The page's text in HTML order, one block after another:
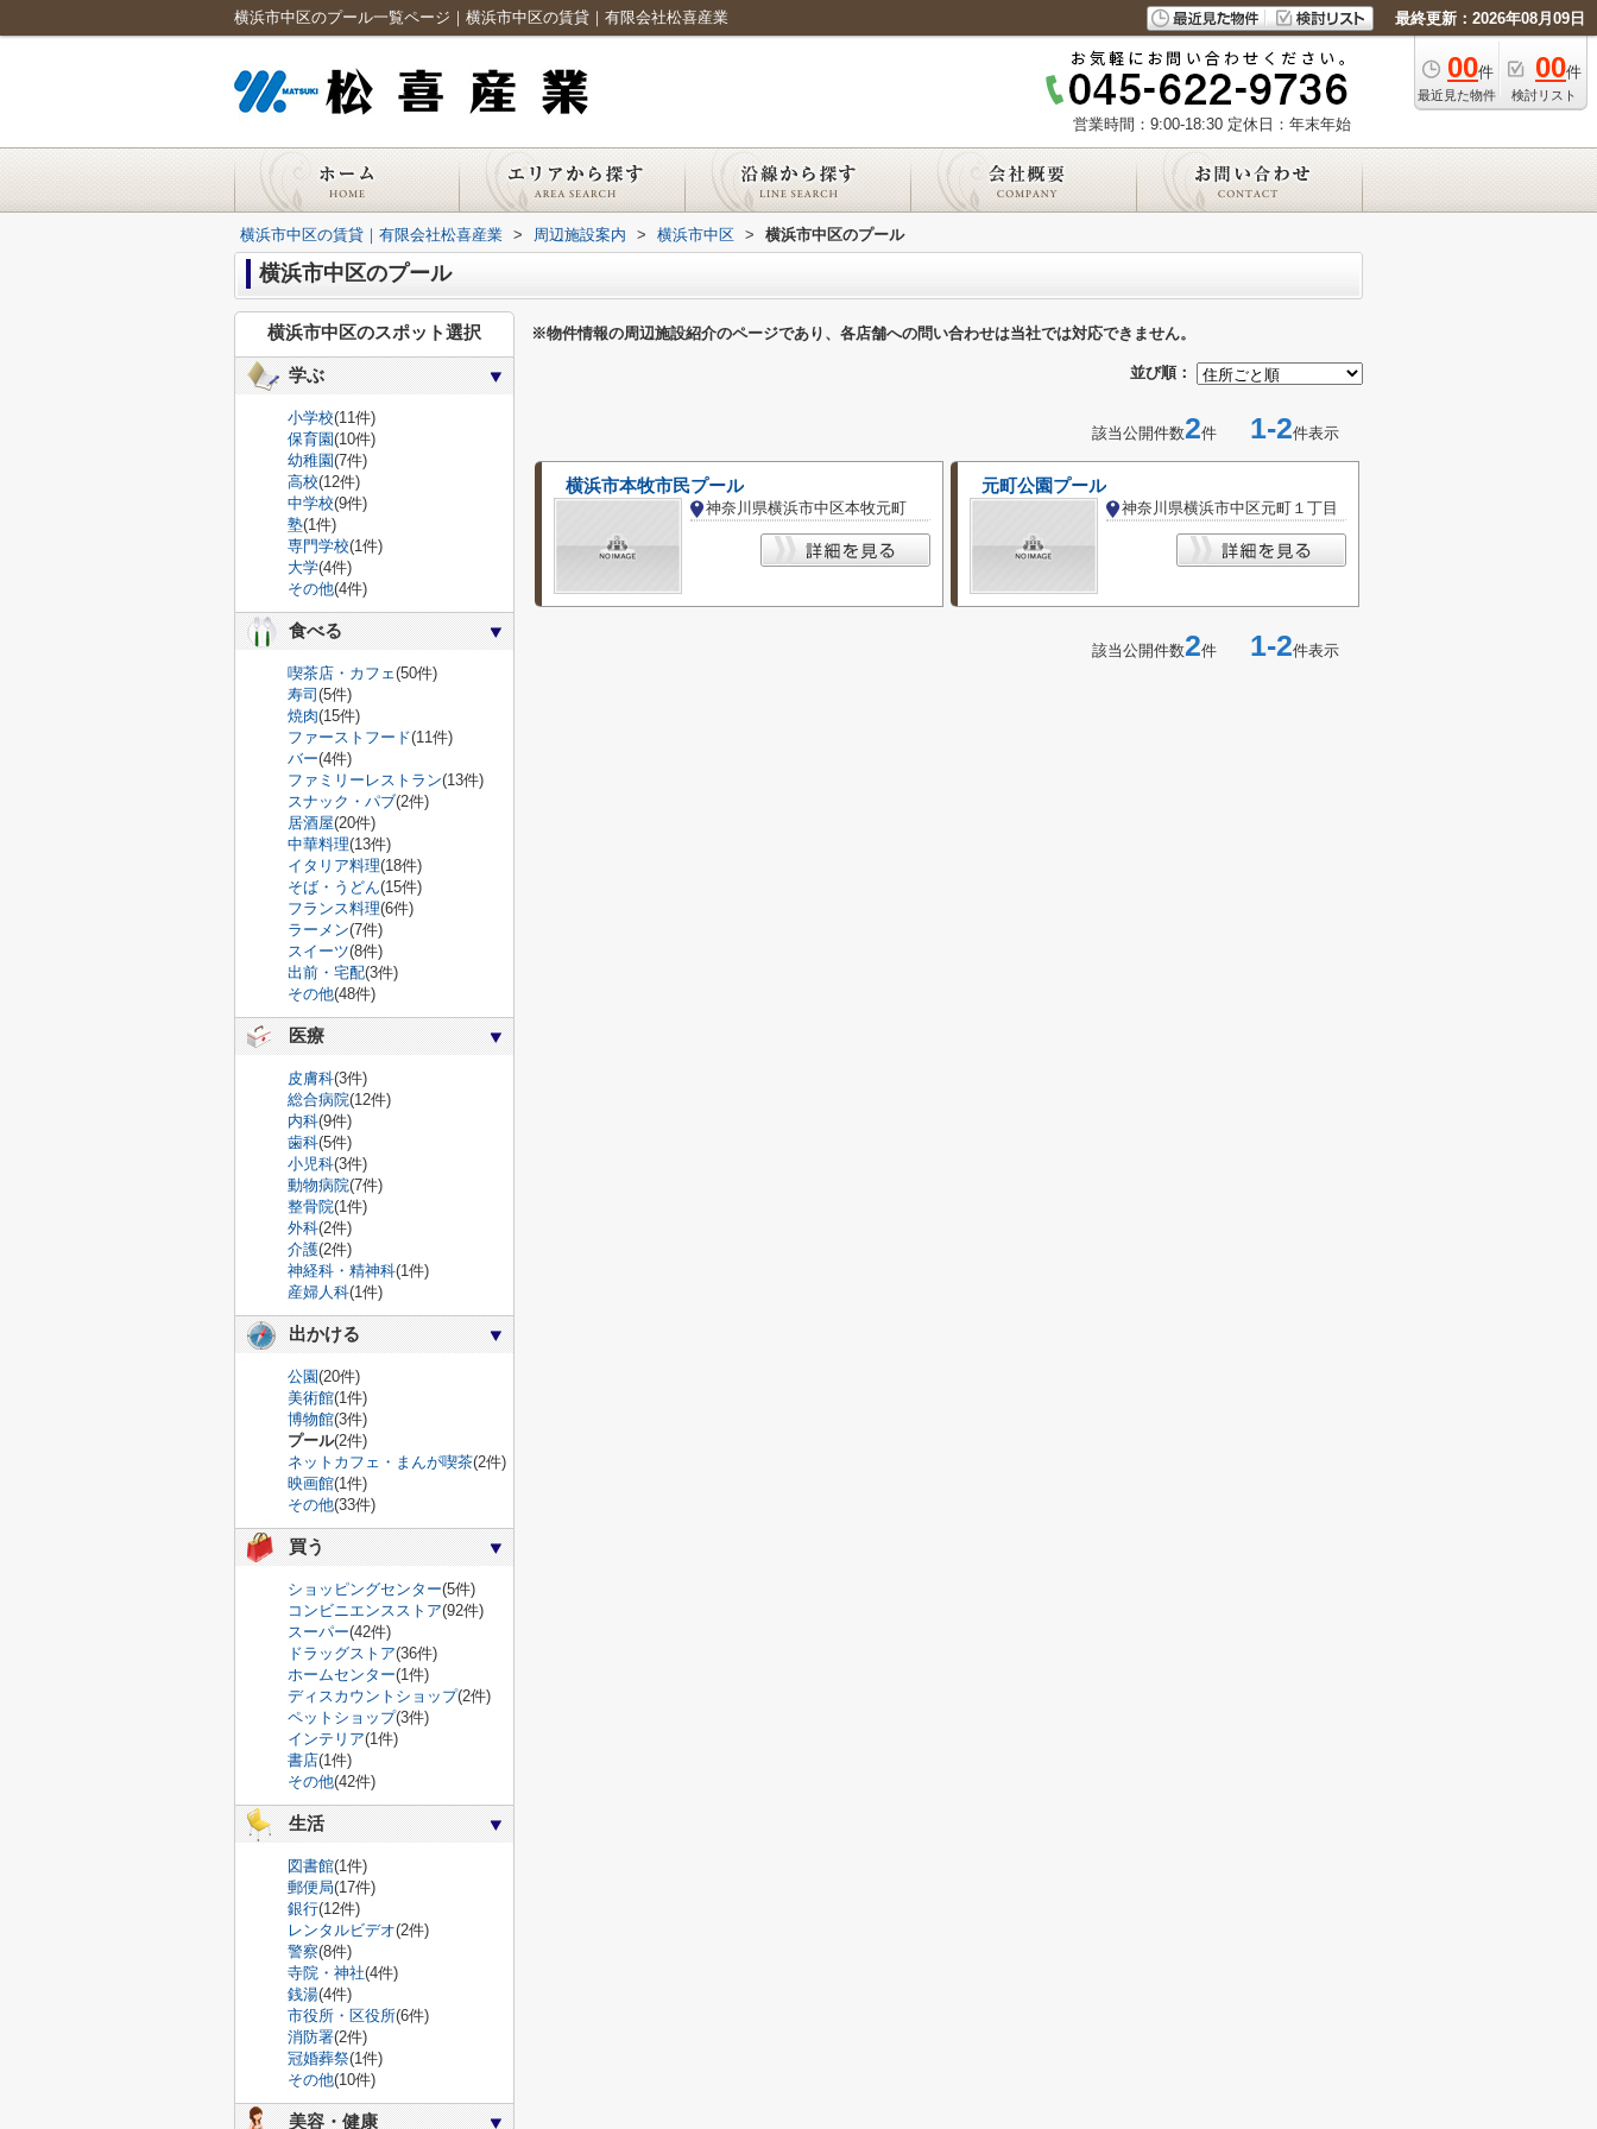
横浜市中区のプール一覧ページ｜横浜市中区の賃貸｜有限会社松喜産業 最終更新：2026年08月09日
00件
最近見た物件
00件
検討リスト
営業時間：9:00-18:30 定休日：年末年始
横浜市中区の賃貸｜有限会社松喜産業 > 周辺施設案内 > 横浜市中区 > 横浜市中区のプール
横浜市中区のプール
※物件情報の周辺施設紹介のページであり、各店舗への問い合わせは当社では対応できません。
並び順：
該当公開件数2件 1-2件表示
横浜市本牧市民プール
神奈川県横浜市中区本牧元町
元町公園プール
神奈川県横浜市中区元町１丁目
該当公開件数2件 1-2件表示
横浜市中区のスポット選択
学ぶ
小学校(11件)
保育園(10件)
幼稚園(7件)
高校(12件)
中学校(9件)
塾(1件)
専門学校(1件)
大学(4件)
その他(4件)
食べる
喫茶店・カフェ(50件)
寿司 (5件)
焼肉(15件)
ファーストフード(11件)
バー(4件)
ファミリーレストラン(13件)
スナック・パブ(2件)
居酒屋(20件)
中華料理(13件)
イタリア料理(18件)
そば・うどん(15件)
フランス料理(6件)
ラーメン(7件)
スイーツ(8件)
出前・宅配(3件)
その他(48件)
医療
皮膚科(3件)
総合病院(12件)
内科(9件)
歯科(5件)
小児科(3件)
動物病院(7件)
整骨院(1件)
外科(2件)
介護(2件)
神経科・精神科(1件)
産婦人科(1件)
出かける
公園(20件)
美術館(1件)
博物館(3件)
プール(2件)
ネットカフェ・まんが喫茶(2件)
映画館(1件)
その他(33件)
買う
ショッピングセンター(5件)
コンビニエンスストア(92件)
スーパー(42件)
ドラッグストア(36件)
ホームセンター(1件)
ディスカウントショップ(2件)
ペットショップ(3件)
インテリア(1件)
書店(1件)
その他(42件)
生活
図書館(1件)
郵便局(17件)
銀行(12件)
レンタルビデオ(2件)
警察(8件)
寺院・神社(4件)
銭湯(4件)
市役所・区役所(6件)
消防署(2件)
冠婚葬祭(1件)
その他(10件)
美容・健康